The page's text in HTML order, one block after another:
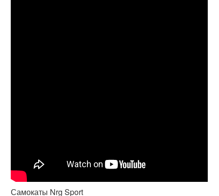
Самокаты Nrg Sport